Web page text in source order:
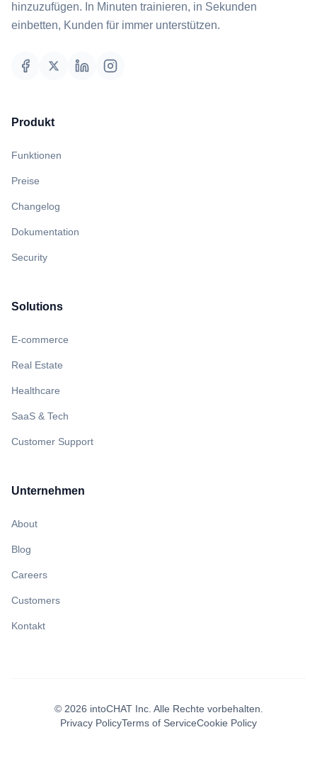
hinzuzufügen. In Minuten trainieren, in Sekunden
einbetten, Kunden für immer unterstützen.
Produkt
Funktionen
Preise
Changelog
Dokumentation
Security
Solutions
E-commerce
Real Estate
Healthcare
SaaS & Tech
Customer Support
Unternehmen
About
Blog
Careers
Customers
Kontakt
© 2026 intoCHAT Inc. Alle Rechte vorbehalten.
Privacy PolicyTerms of ServiceCookie Policy